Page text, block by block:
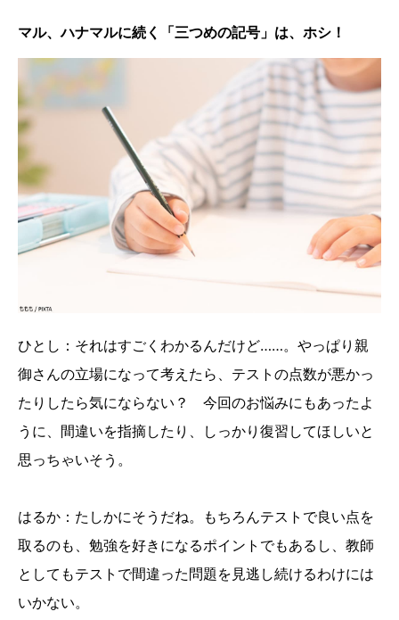
マル、ハナマルに続く「三つめの記号」は、ホシ！
ひとし：それはすごくわかるんだけど……。やっぱり親
御さんの立場になって考えたら、テストの点数が悪かっ
たりしたら気にならない？ 今回のお悩みにもあったよ
うに、間違いを指摘したり、しっかり復習してほしいと
思っちゃいそう。
はるか：たしかにそうだね。もちろんテストで良い点を
取るのも、勉強を好きになるポイントでもあるし、教師
としてもテストで間違った問題を見逃し続けるわけには
いかない。